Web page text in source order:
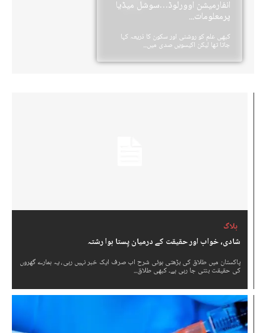
انفارمیشن اوورلوڈ…سوشل میڈیا
پرمعلومات...
کبھی علم کو روشنی اور سکون کا ذریعہ کہا
جاتا تھا لیکن اکیسویں صدی میں...
بلاگ
شادی، خواب اور حقیقت کے درمیان پِستا ہوا رشتہ
پاکستان میں طلاق کی بڑھتی ہوئی شرح اب صرف ایک خبر نہیں رہی، یہ ہمارے گھروں
کی حقیقت بنتی جا رہی ہے۔ کبھی طلاق...